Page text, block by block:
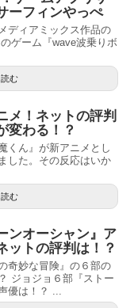
ーフィンやっぺ
ディアミックス作品の
ゲーム『wave波乗りボ
む
メ！ネットの評判
変わる！？
くん』が新アニメとし
した。その反応はいか
む
ンオーシャン』ア
ットの評判は！？
奇妙な冒険』の６部の
ジョジョ６部『ストー
優は！？ ...